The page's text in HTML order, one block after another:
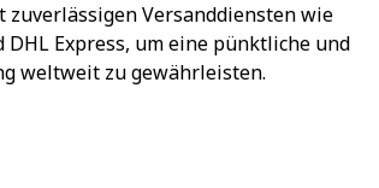
Versanddiensten wie
DHL Express, um eine pünktliche und
weltweit zu gewährleisten.